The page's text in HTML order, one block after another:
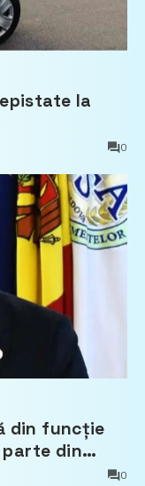
la
0
din funcție
din
0